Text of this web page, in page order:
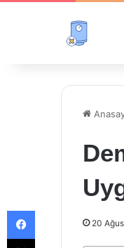
20
Facebook
X